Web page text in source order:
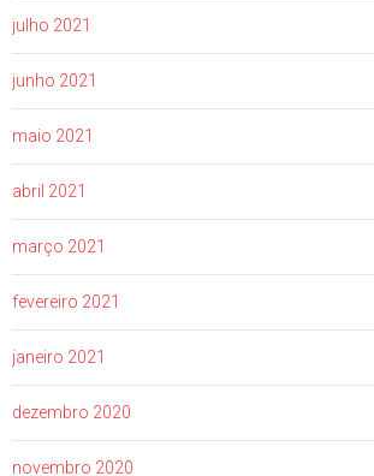
julho 2021
junho 2021
maio 2021
abril 2021
março 2021
fevereiro 2021
janeiro 2021
dezembro 2020
novembro 2020